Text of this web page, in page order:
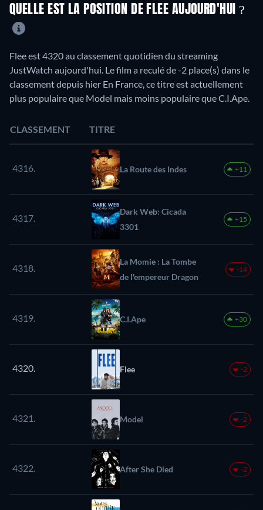
QUELLE EST LA POSITION DE FLEE AUJOURD'HUI ?
Flee est 4320 au classement quotidien du streaming
JustWatch aujourd'hui. Le film a reculé de -2 place(s) dans le
classement depuis hier En France, ce titre est actuellement
plus populaire que Model mais moins populaire que C.I.Ape.
CLASSEMENT TITRE
4316. La Route des Indes +11
4317.
Dark Web: Cicada
3301
+15
4318.
La Momie : La Tombe
de l'empereur Dragon
-14
4319. C.I.Ape +30
4320. Flee -2
4321. Model -2
4322. After She Died -2